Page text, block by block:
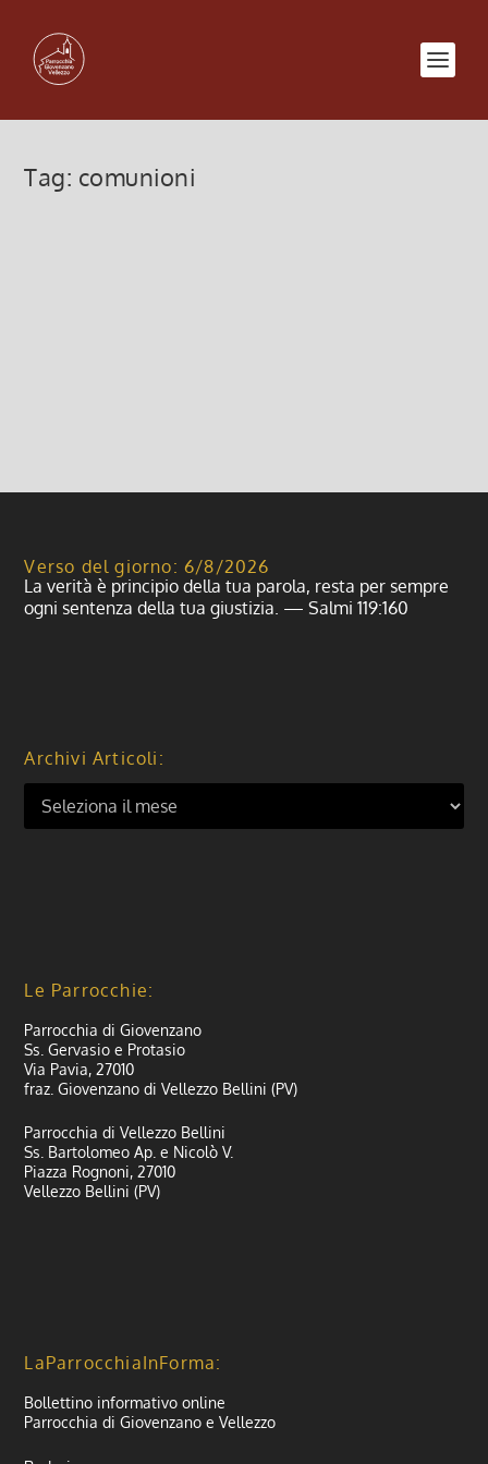
Tag: comunioni
Verso del giorno: 6/8/2026
La verità è principio della tua parola, resta per sempre
ogni sentenza della tua giustizia. — Salmi 119:160
Archivi Articoli:
Le Parrocchie:
Parrocchia di Giovenzano
Ss. Gervasio e Protasio
Via Pavia, 27010
fraz. Giovenzano di Vellezzo Bellini (PV)
Parrocchia di Vellezzo Bellini
Ss. Bartolomeo Ap. e Nicolò V.
Piazza Rognoni, 27010
Vellezzo Bellini (PV)
LaParrocchiaInForma:
Bollettino informativo online
Parrocchia di Giovenzano e Vellezzo